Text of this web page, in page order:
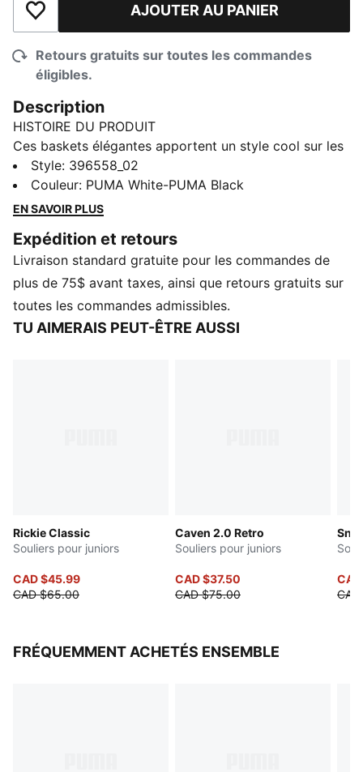
Ajouter à la liste de souhaits
AJOUTER AU PANIER
Retours gratuits sur toutes les commandes
éligibles.
Description
HISTOIRE DU PRODUIT
Ces baskets élégantes apportent un style cool sur les
terrains. La tige en cuir résistant et la doublure en
maille respirante assurent le confort de vos pieds,
tandis que la bande synthétique et le logo PUMA Cat
l'aventure, la semelle vulcanisée adhère au sol pour
que vous puissiez courir, sauter et jouer.
CARACTÉRISTIQUES ET AVANTAGES
Tige des chaussures fabriquée à partir d'au moins 30
% de matériaux recyclés
Style: 396558_02
Couleur: PUMA White-PUMA Black
EN SAVOIR PLUS
Expédition et retours
Livraison standard gratuite pour les commandes de
plus de 75$ avant taxes, ainsi que retours gratuits sur
toutes les commandes admissibles.
TU AIMERAIS PEUT-ÊTRE AUSSI
Rickie Classic
Souliers pour juniors
CAD $45.99
CAD $65.00
Caven 2.0 Retro
Souliers pour juniors
CAD $37.50
CAD $75.00
FRÉQUEMMENT ACHETÉS ENSEMBLE